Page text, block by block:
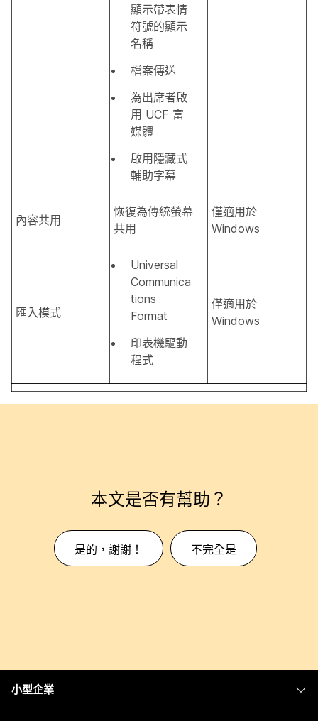
顯示帶表情
符號的顯示
名稱
檔案傳送
為出席者啟
用 UCF 富
媒體
啟用隱藏式
輔助字幕
內容共用
恢復為傳統螢幕
共用
僅適用於
Windows
匯入模式
Universal
Communica
tions
Format
印表機驅動
程式
僅適用於
Windows
本文是否有幫助？
是的，謝謝！ 不完全是
小型企業